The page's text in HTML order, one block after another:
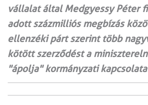
vállalat által Medgyessy Péter
adott százmilliós megbízás
ellenzéki párt szerint több
kötött szerződést a
"ápolja" kormányzati